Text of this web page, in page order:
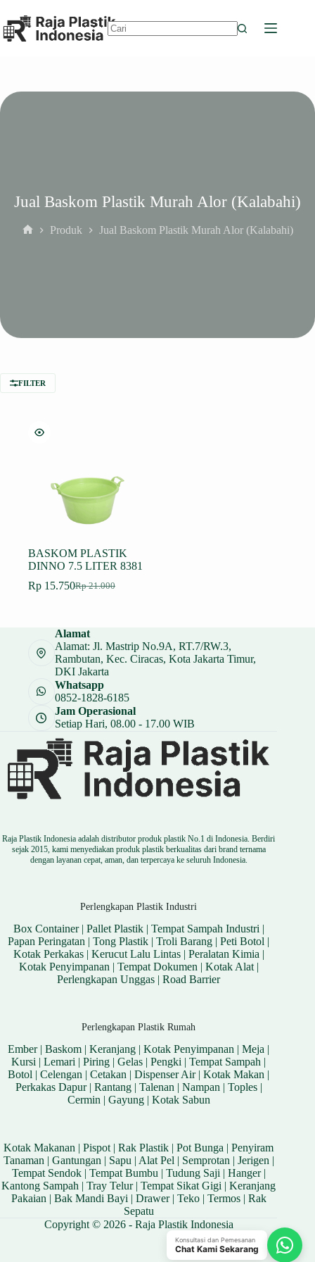
to
content
Jual Baskom Plastik Murah Alor (Kalabahi)
Produk Jual Baskom Plastik Murah Alor (Kalabahi)
FILTER
BASKOM PLASTIK
DINNO 7.5 LITER 8381
Rp21.000
Harga
Rp 21.000.
Rp 15.750Harga
adalah:
Rp 15.750.
Alamat
Alamat: Jl. Mastrip No.9A, RT.7/RW.3,
Rambutan, Kec. Ciracas, Kota Jakarta Timur,
DKI Jakarta
Whatsapp
0852-1828-6185
Jam Operasional
Setiap Hari, 08.00 - 17.00 WIB
Raja Plastik Indonesia adalah distributor produk plastik No.1 di Indonesia. Berdiri
sejak 2015, kami menyediakan produk plastik berkualitas dari brand ternama
dengan layanan cepat, aman, dan terpercaya ke seluruh Indonesia.
Perlengkapan Plastik Industri
Box Container| Pallet Plastik| Tempat Sampah Industri |
Papan Peringatan |Tong Plastik |Troli Barang |Peti Botol |
Kotak Perkakas| Kerucut Lalu Lintas| Peralatan Kimia |
Kotak Penyimpanan | Tempat Dokumen | Kotak Alat|
Perlengkapan Unggas |Road Barrier
Perlengkapan Plastik Rumah
Ember|Baskom |Keranjang |Kotak Penyimpanan |Meja |
Kursi |Lemari |Piring |Gelas |Pengki |Tempat Sampah |
Botol |Celengan |Cetakan |Dispenser Air|Kotak Makan |
Perkakas Dapur| Rantang| Talenan| Nampan| Toples|
Cermin| Gayung| Kotak Sabun
Kotak Makanan |Pispot|Rak Plastik |Pot Bunga |Penyiram
Tanaman| Gantungan| Sapu| Alat Pel| Semprotan| Jerigen|
Tempat Sendok| Tempat Bumbu| Tudung Saji| Hanger|
Kantong Sampah |Tray Telur|Tempat Sikat Gigi |Keranjang
Pakaian| Bak Mandi Bayi| Drawer| Teko| Termos| Rak
Sepatu
Copyright © 2026 - Raja Plastik Indonesia
Konsultasi dan Pemesanan
Chat Kami Sekarang